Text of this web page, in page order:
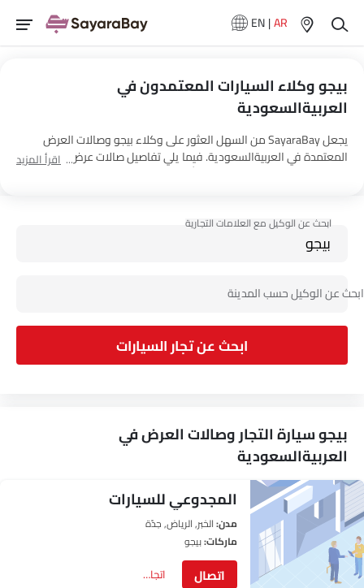
EN|AR
بيجو وكلاء السيارات المعتمدون في
العربيةالسعودية
يجعل SayaraBay من السهل العثور على وكلاء بيجو وصالات العرض
المعتمدة في العربيةالسعودية. فيما يلي تفاصيل صالات عرض السيارات
اقرأ المزيد
ابحث عن تجار السيارات
بيجو سيارة التجار وصالات العرض في
العربيةالسعودية
المجدوعي للسيارات
مدن:الخبر, الرياض‎, جدّة
ماركات:بيجو
اتصال اتجاهات